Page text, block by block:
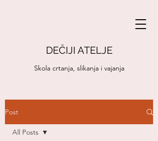
DEČIJI ATELJE
Skola crtanja, slikanja i vajanja
Post
All Posts